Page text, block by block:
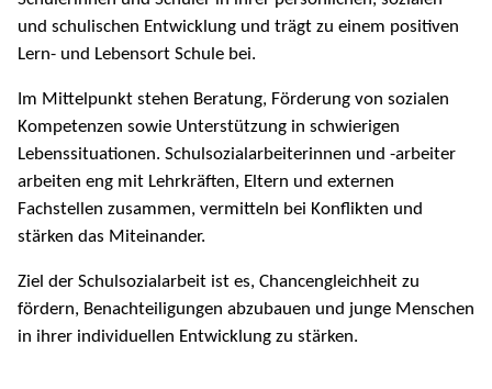
und schulischen Entwicklung und trägt zu einem positiven
Lern- und Lebensort Schule bei.
Im Mittelpunkt stehen Beratung, Förderung von sozialen
Kompetenzen sowie Unterstützung in schwierigen
Lebenssituationen. Schulsozialarbeiterinnen und -arbeiter
arbeiten eng mit Lehrkräften, Eltern und externen
Fachstellen zusammen, vermitteln bei Konflikten und
stärken das Miteinander.
Ziel der Schulsozialarbeit ist es, Chancengleichheit zu
fördern, Benachteiligungen abzubauen und junge Menschen
in ihrer individuellen Entwicklung zu stärken.